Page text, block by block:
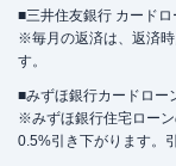
■三井住友銀行 カードロ
※毎月の返済は、返済
す。
■みずほ銀行カードロー
※みずほ銀行住宅ロー
0.5%引き下がります。